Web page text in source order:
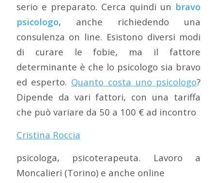
serio e preparato. Cerca quindi un bravo
psicologo, anche richiedendo una
consulenza on line. Esistono diversi modi
di curare le fobie, ma il fattore
determinante è che lo psicologo sia bravo
ed esperto. Quanto costa uno psicologo?
Dipende da vari fattori, con una tariffa
che può variare da 50 a 100 € ad incontro
Cristina Roccia
psicologa, psicoterapeuta. Lavoro a
Moncalieri (Torino) e anche online